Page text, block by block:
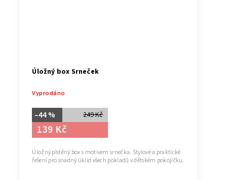
Úložný box Srneček
Vyprodáno
249 Kč
–44 %
139 Kč
Úložný plstěný box s motivem srnečka. Stylové a praktické
řešení pro snadný úklid všech pokladů v dětském pokojíčku.